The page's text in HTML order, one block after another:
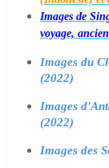
Images de
voyage,
Images du
(2022)
Images
(2022)
Images des